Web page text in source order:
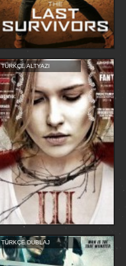
TÜRKÇE ALTYAZI
TÜRKÇE DUBLAJ